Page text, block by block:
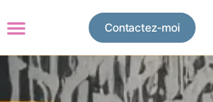
Contactez-moi